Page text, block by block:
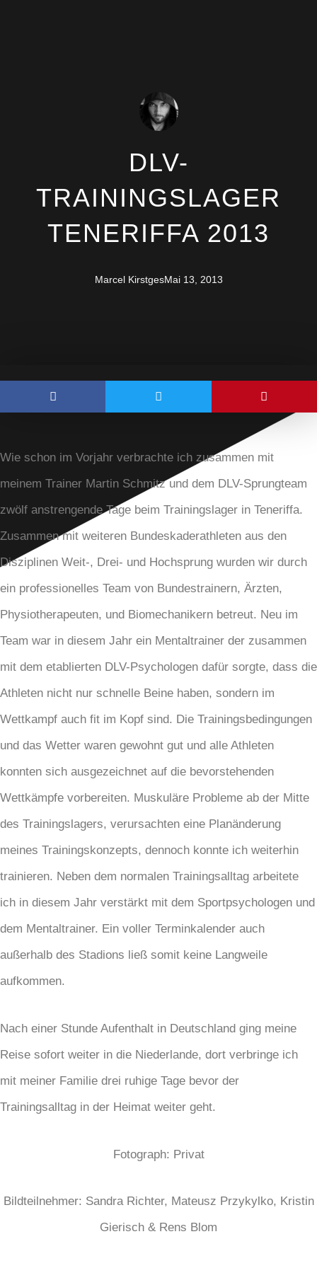
DLV-
TRAININGSLAGER
TENERIFFA 2013
Marcel KirstgesMai 13, 2013
Wie schon im Vorjahr verbrachte ich zusammen mit
meinem Trainer Martin Schmitz und dem DLV-Sprungteam
zwölf anstrengende Tage beim Trainingslager in Teneriffa.
Zusammen mit weiteren Bundeskaderathleten aus den
Disziplinen Weit-, Drei- und Hochsprung wurden wir durch
ein professionelles Team von Bundestrainern, Ärzten,
Physiotherapeuten, und Biomechanikern betreut. Neu im
Team war in diesem Jahr ein Mentaltrainer der zusammen
mit dem etablierten DLV-Psychologen dafür sorgte, dass die
Athleten nicht nur schnelle Beine haben, sondern im
Wettkampf auch fit im Kopf sind. Die Trainingsbedingungen
und das Wetter waren gewohnt gut und alle Athleten
konnten sich ausgezeichnet auf die bevorstehenden
Wettkämpfe vorbereiten. Muskuläre Probleme ab der Mitte
des Trainingslagers, verursachten eine Planänderung
meines Trainingskonzepts, dennoch konnte ich weiterhin
trainieren. Neben dem normalen Trainingsalltag arbeitete
ich in diesem Jahr verstärkt mit dem Sportpsychologen und
dem Mentaltrainer. Ein voller Terminkalender auch
außerhalb des Stadions ließ somit keine Langweile
aufkommen.
Nach einer Stunde Aufenthalt in Deutschland ging meine
Reise sofort weiter in die Niederlande, dort verbringe ich
mit meiner Familie drei ruhige Tage bevor der
Trainingsalltag in der Heimat weiter geht.
Fotograph: Privat
Bildteilnehmer: Sandra Richter, Mateusz Przykylko, Kristin
Gierisch & Rens Blom